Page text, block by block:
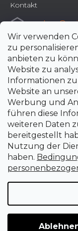
Wir verwenden
zu
anbieten zu
Website zu
Informationen
Website an
Werbung und
führen diese
weiteren Daten
bereitgestellt
Nutzung der
haben.
Kontakt
e-shop@
+420